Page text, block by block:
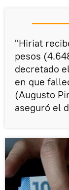
"Hiriat
pesos
decretado
en que
(Augusto
aseguró el